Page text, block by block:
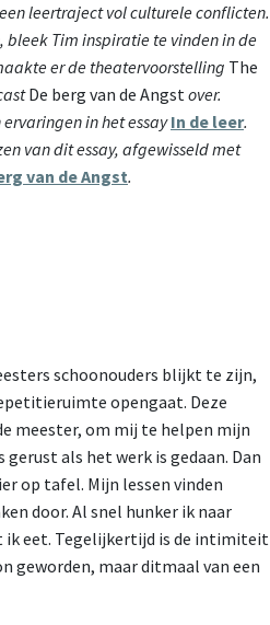
leertraject vol culturele conflicten.
bleek Tim inspiratie te vinden in de
er de theatervoorstelling The
De berg van de Angstover.
in het essayIn de leer.
van dit essay, afgewisseld met
van de Angst.
schoonouders blijkt te zijn,
opengaat. Deze
meester, om mij te helpen mijn
als het werk is gedaan. Dan
op tafel. Mijn lessen vinden
door. Al snel hunker ik naar
ik eet. Tegelijkertijd is de intimiteit
geworden, maar ditmaal van een